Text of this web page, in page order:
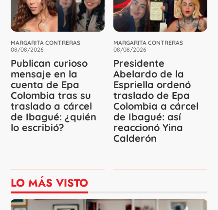
MARGARITA CONTRERAS
08/08/2026
Publican curioso
mensaje en la
cuenta de Epa
Colombia tras su
traslado a cárcel
de Ibagué: ¿quién
lo escribió?
MARGARITA CONTRERAS
08/08/2026
Presidente
Abelardo de la
Espriella ordenó
traslado de Epa
Colombia a cárcel
de Ibagué: así
reaccionó Yina
Calderón
LO MÁS VISTO